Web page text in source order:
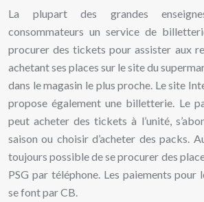
La plupart des grandes
consommateurs un service de
procurer des tickets pour assister aux
achetant ses places sur le site du
dans le magasin le plus proche. Le site
propose également une billetterie. Le
peut acheter des tickets à l’unité,
saison ou choisir d’acheter des packs.
toujours possible de se procurer des
PSG par téléphone. Les paiements pour
se font par CB.